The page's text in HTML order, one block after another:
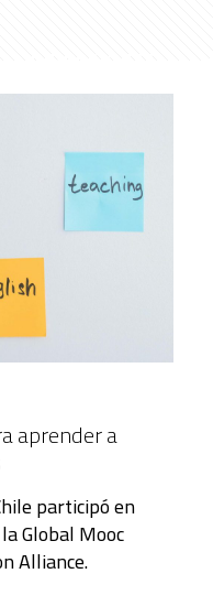
aprender a
participó en
Global Mooc
Alliance.